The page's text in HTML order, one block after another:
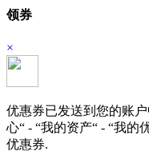
领券
×
优惠券已发送到您的账
心“ - “我的资产“ - “我的
优惠券.